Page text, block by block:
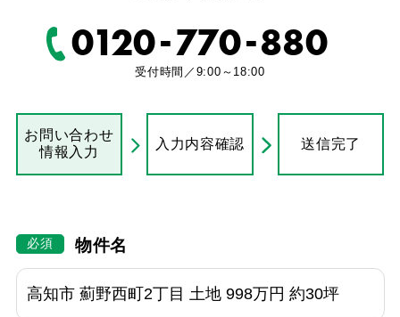
0120-770-880
受付時間／9:00～18:00
お問い合わせ
情報入力
入力内容確認 送信完了
物件名